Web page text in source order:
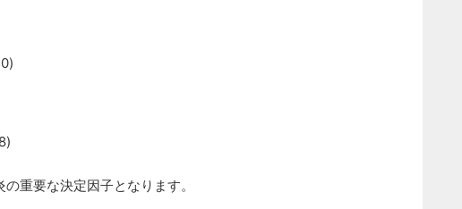
重要な決定因子となります。